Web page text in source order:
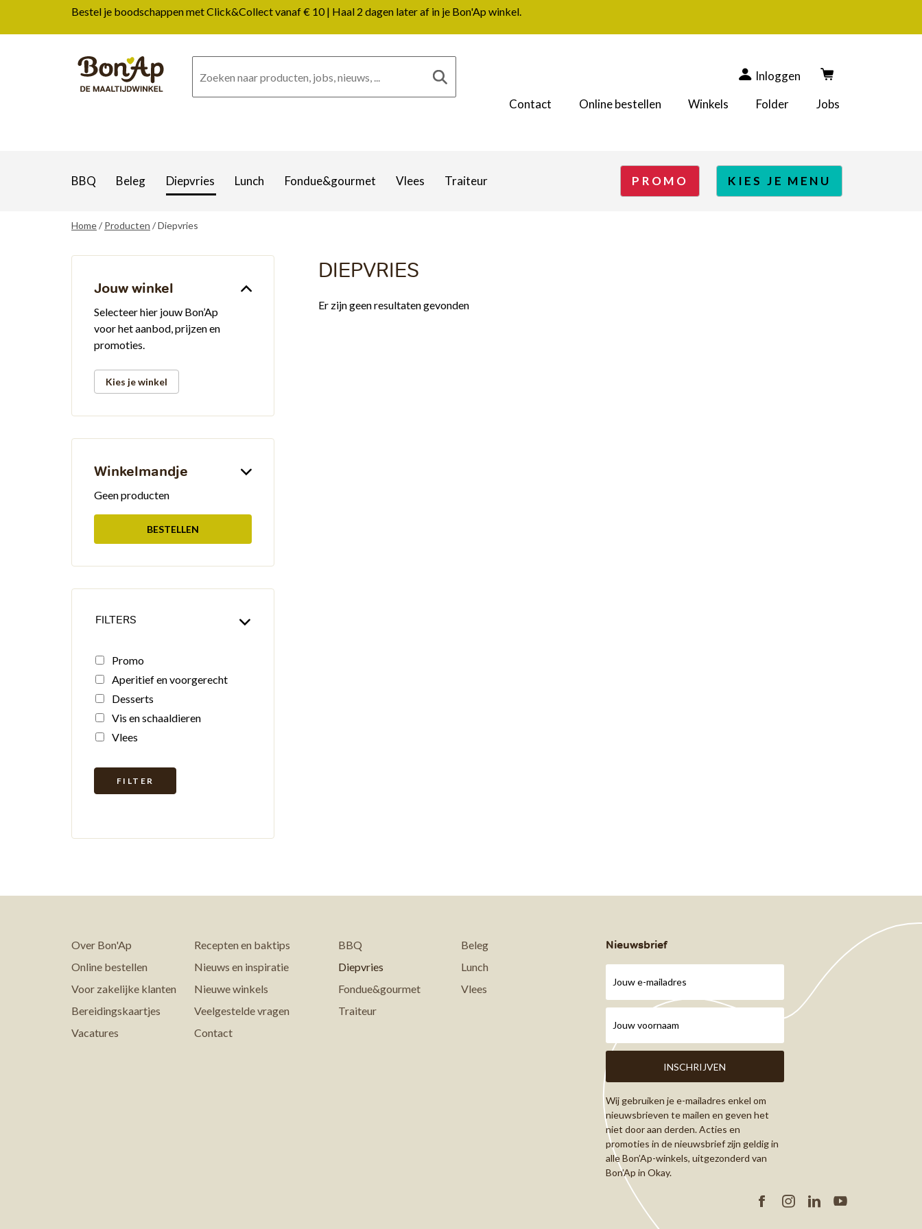
Bestel je boodschappen met Click&Collect vanaf € 10 | Haal 2 dagen later af in je Bon'Ap winkel.
Inloggen
Contact
Online bestellen Winkels Folder Jobs
BBQ Beleg Diepvries Lunch Fondue&gourmet Vlees Traiteur PROMO KIES JE MENU
Home Producten Diepvries
Jouw winkel
Selecteer hier jouw Bon’Ap
voor het aanbod, prijzen en
promoties.
Kies je winkel
Winkelmandje
Geen producten
BESTELLEN
FILTERS
Promo
Aperitief en voorgerecht
Desserts
Vis en schaaldieren
Vlees
DIEPVRIES
Er zijn geen resultaten gevonden
Over Bon'Ap
Recepten en baktips
Online bestellen
Nieuws en inspiratie
Voor zakelijke klanten
Nieuwe winkels
Bereidingskaartjes
Veelgestelde vragen
Vacatures
Contact
BBQ
Beleg
Diepvries
Lunch
Fondue&gourmet
Vlees
Traiteur
Nieuwsbrief
Wij gebruiken je e-mailadres enkel om
nieuwsbrieven te mailen en geven het
niet door aan derden. Acties en
promoties in de nieuwsbrief zijn geldig in
alle Bon’Ap-winkels, uitgezonderd van
Bon’Ap in Okay.
FacebookInstagram
Linkedin